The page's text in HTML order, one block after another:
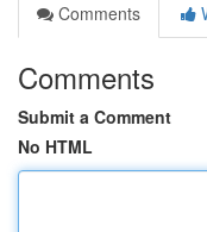
Comments
Comments
Submit a Comment
No HTML